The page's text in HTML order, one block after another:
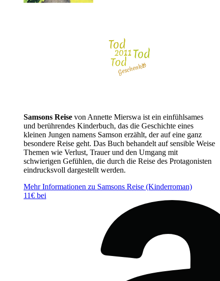
Samsons Reise von Annette Mierswa ist ein einfühlsames
und berührendes Kinderbuch, das die Geschichte eines
kleinen Jungen namens Samson erzählt, der auf eine ganz
besondere Reise geht. Das Buch behandelt auf sensible Weise
Themen wie Verlust, Trauer und den Umgang mit
schwierigen Gefühlen, die durch die Reise des Protagonisten
eindrucksvoll dargestellt werden.
Mehr Informationen zu Samsons Reise (Kinderroman)
11€ bei